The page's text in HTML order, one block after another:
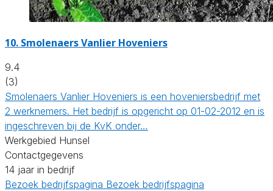
10. Smolenaers Vanlier Hoveniers
9.4
(3)
Smolenaers Vanlier Hoveniers is een hoveniersbedrijf met
2 werknemers. Het bedrijf is opgericht op 01-02-2012 en is
ingeschreven bij de KvK onder…
Werkgebied Hunsel
Contactgegevens
14 jaar in bedrijf
Bezoek bedrijfspagina Bezoek bedrijfspagina